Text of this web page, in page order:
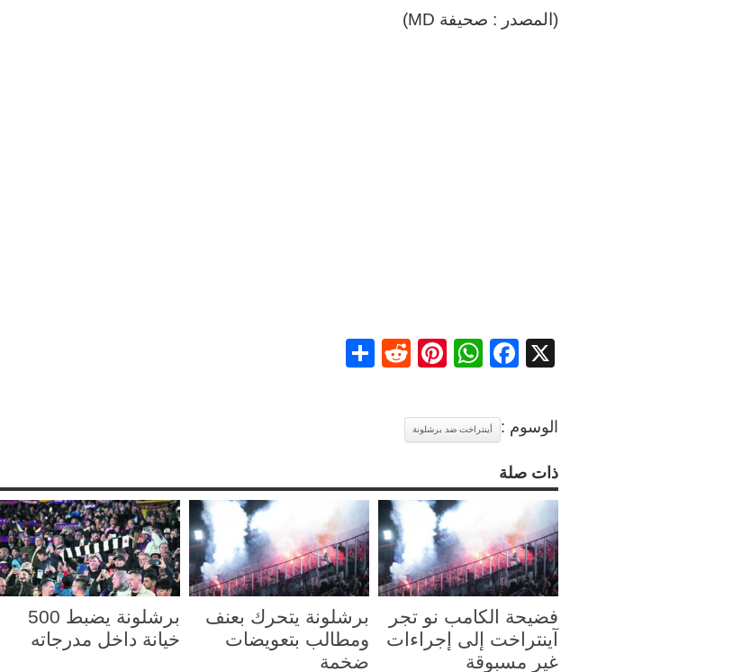
(المصدر : صحيفة MD)
X
Facebook
WhatsApp
Pinterest
Reddit
الوسوم : أينتراخت ضد برشلونة
ذات صلة
فضيحة الكامب نو تجر
آينتراخت إلى إجراءات
غير مسبوقة
برشلونة يتحرك بعنف
ومطالب بتعويضات
ضخمة
برشلونة يضبط 500
خيانة داخل مدرجاته